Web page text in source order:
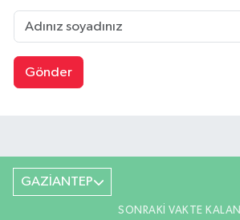
Gönder
GAZİANTEP
SONRAKI VAKTE KALAN